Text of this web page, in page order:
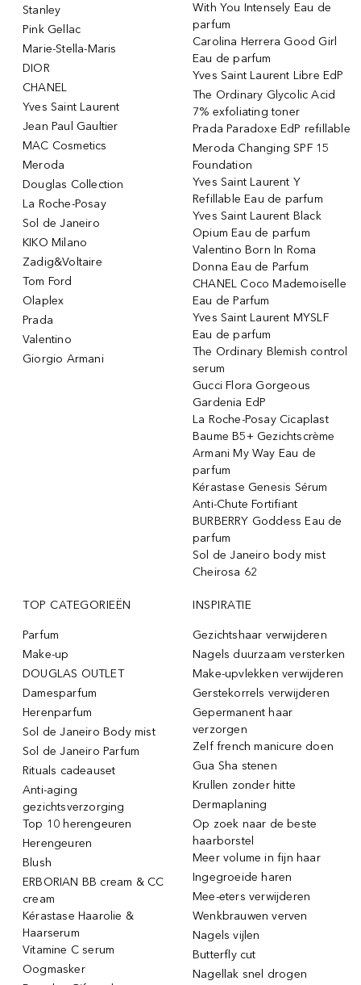
Stanley
Pink Gellac
Marie-Stella-Maris
DIOR
CHANEL
Yves Saint Laurent
Jean Paul Gaultier
MAC Cosmetics
Meroda
Douglas Collection
La Roche-Posay
Sol de Janeiro
KIKO Milano
Zadig&Voltaire
Tom Ford
Olaplex
Prada
Valentino
Giorgio Armani
With You Intensely Eau de
parfum
Carolina Herrera Good Girl
Eau de parfum
Yves Saint Laurent Libre EdP
The Ordinary Glycolic Acid
7% exfoliating toner
Prada Paradoxe EdP refillable
Meroda Changing SPF 15
Foundation
Yves Saint Laurent Y
Refillable Eau de parfum
Yves Saint Laurent Black
Opium Eau de parfum
Valentino Born In Roma
Donna Eau de Parfum
CHANEL Coco Mademoiselle
Eau de Parfum
Yves Saint Laurent MYSLF
Eau de parfum
The Ordinary Blemish control
serum
Gucci Flora Gorgeous
Gardenia EdP
La Roche-Posay Cicaplast
Baume B5+ Gezichtscrème
Armani My Way Eau de
parfum
Kérastase Genesis Sérum
Anti-Chute Fortifiant
BURBERRY Goddess Eau de
parfum
Sol de Janeiro body mist
Cheirosa 62
TOP CATEGORIEËN
Parfum
Make-up
DOUGLAS OUTLET
Damesparfum
Herenparfum
Sol de Janeiro Body mist
Sol de Janeiro Parfum
Rituals cadeauset
Anti-aging
gezichtsverzorging
Top 10 herengeuren
Herengeuren
Blush
ERBORIAN BB cream & CC
cream
Kérastase Haarolie &
Haarserum
Vitamine C serum
Oogmasker
INSPIRATIE
Gezichtshaar verwijderen
Nagels duurzaam versterken
Make-upvlekken verwijderen
Gerstekorrels verwijderen
Gepermanent haar
verzorgen
Zelf french manicure doen
Gua Sha stenen
Krullen zonder hitte
Dermaplaning
Op zoek naar de beste
haarborstel
Meer volume in fijn haar
Ingegroeide haren
Mee-eters verwijderen
Wenkbrauwen verven
Nagels vijlen
Butterfly cut
Nagellak snel drogen